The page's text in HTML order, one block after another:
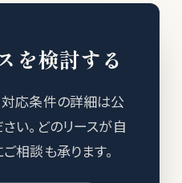
を検討する
対応条件の詳細は公
い。どのリースが自
相談も承ります。